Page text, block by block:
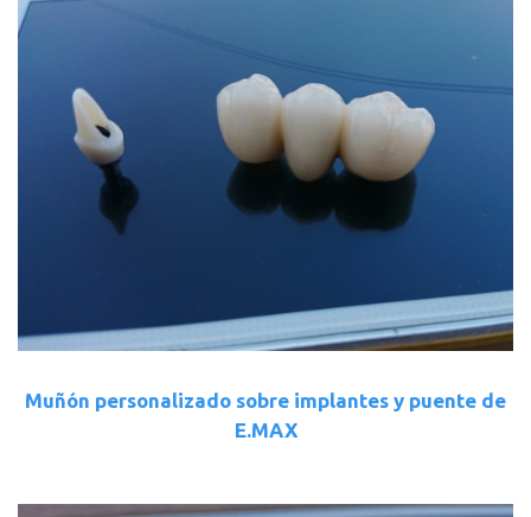
Muñón personalizado sobre implantes y puente de
E.MAX